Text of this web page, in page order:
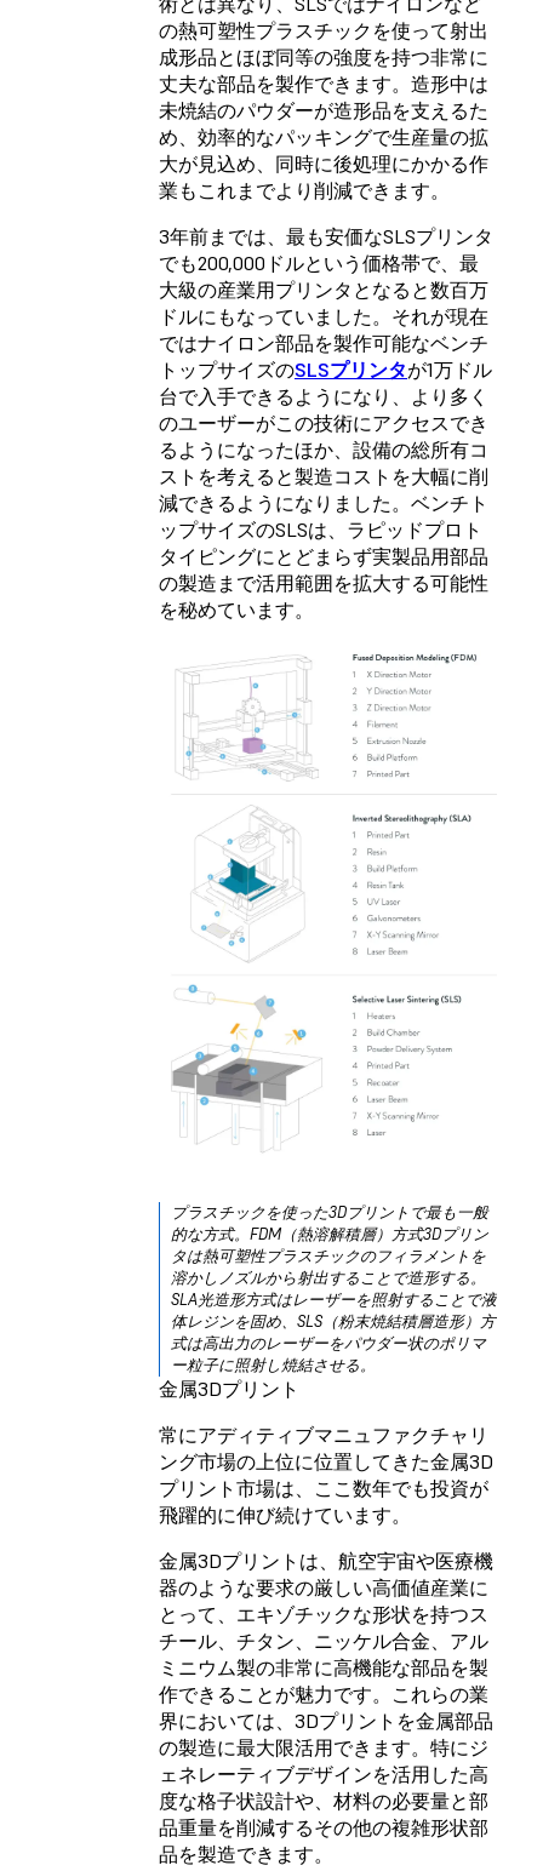
の熱可塑性プラスチックを使って射出
成形品とほぼ同等の強度を持つ非常に
丈夫な部品を製作できます。造形中は
未焼結のパウダーが造形品を支えるた
め、効率的なパッキングで生産量の拡
大が見込め、同時に後処理にかかる作
業もこれまでより削減できます。
3年前までは、最も安価なSLSプリンタ
でも200,000ドルという価格帯で、最
大級の産業用プリンタとなると数百万
ドルにもなっていました。それが現在
ではナイロン部品を製作可能なベンチ
トップサイズのSLSプリンタが1万ドル
台で入手できるようになり、より多く
のユーザーがこの技術にアクセスでき
るようになったほか、設備の総所有コ
ストを考えると製造コストを大幅に削
減できるようになりました。ベンチト
ップサイズのSLSは、ラピッドプロト
タイピングにとどまらず実製品用部品
の製造まで活用範囲を拡大する可能性
を秘めています。
プラスチックを使った3Dプリントで最も一般
的な方式。FDM（熱溶解積層）方式3Dプリン
タは熱可塑性プラスチックのフィラメントを
溶かしノズルから射出することで造形する。
SLA光造形方式はレーザーを照射することで液
体レジンを固め、SLS（粉末焼結積層造形）方
式は高出力のレーザーをパウダー状のポリマ
ー粒子に照射し焼結させる。
金属3Dプリント
常にアディティブマニュファクチャリ
ング市場の上位に位置してきた金属3D
プリント市場は、ここ数年でも投資が
飛躍的に伸び続けています。
金属3Dプリントは、航空宇宙や医療機
器のような要求の厳しい高価値産業に
とって、エキゾチックな形状を持つス
チール、チタン、ニッケル合金、アル
ミニウム製の非常に高機能な部品を製
作できることが魅力です。これらの業
界においては、3Dプリントを金属部品
の製造に最大限活用できます。特にジ
ェネレーティブデザインを活用した高
度な格子状設計や、材料の必要量と部
品重量を削減するその他の複雑形状部
品を製造できます。